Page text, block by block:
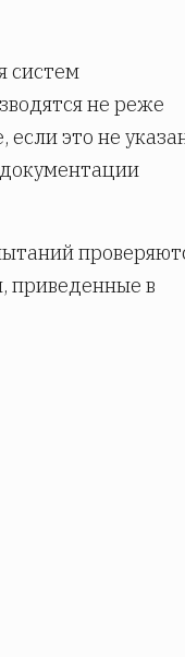
систем
не реже
если это не
приведенные в